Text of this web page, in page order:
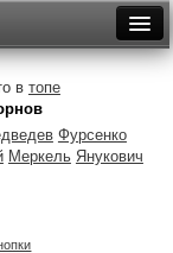
в топе
Фурсенко
Меркель Янукович